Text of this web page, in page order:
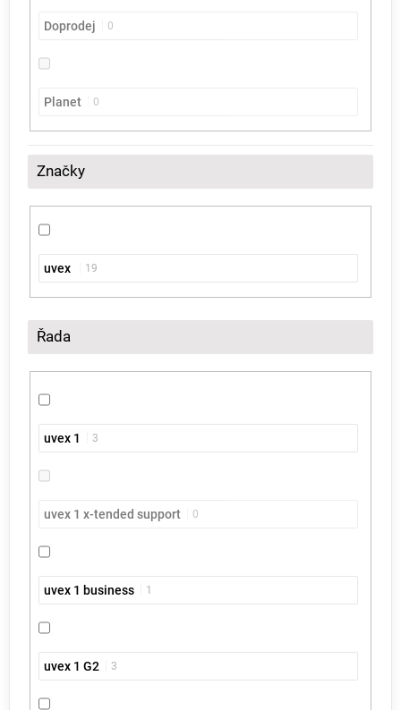
Doprodej 0
Planet 0
Značky
uvex 19
Řada
uvex 1 3
uvex 1 x-tended support 0
uvex 1 business 1
uvex 1 G2 3